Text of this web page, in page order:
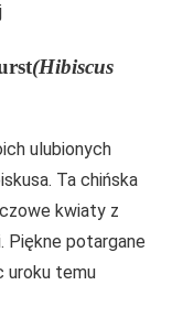
(Hibiscus
ulubionych
Ta chińska
kwiaty z
Piękne potargane
uroku temu